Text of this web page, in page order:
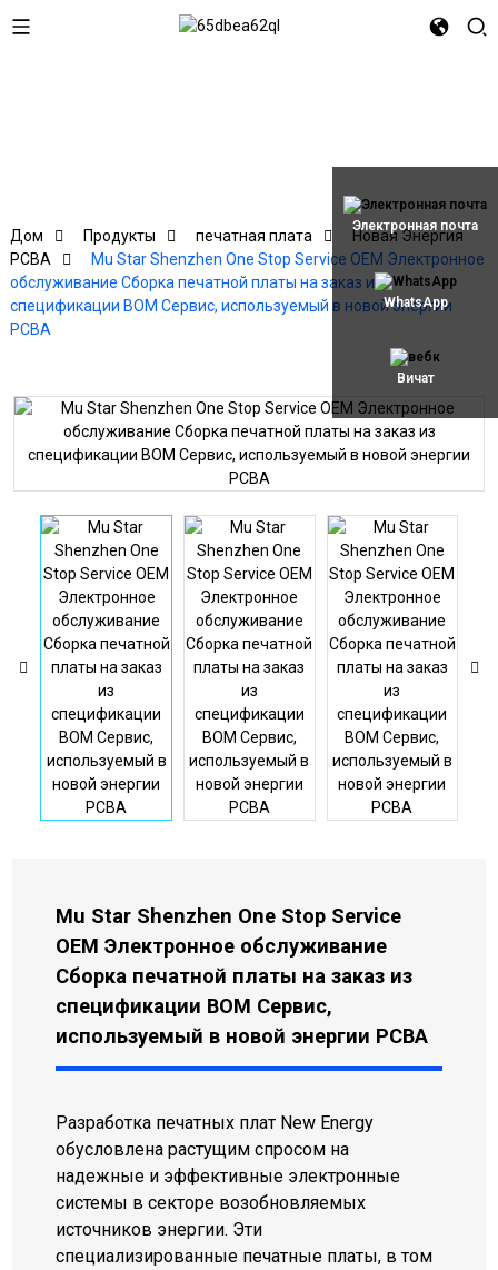
Электронная почта
WhatsApp
Вичат
Дом Продукты печатная плата
Новая Энергия
PCBA
Mu Star Shenzhen One Stop Service OEM Электронное
обслуживание Сборка печатной платы на заказ из
спецификации BOM Сервис, используемый в новой энергии
PCBA
Mu Star Shenzhen One Stop Service
OEM Электронное обслуживание
Сборка печатной платы на заказ из
спецификации BOM Сервис,
используемый в новой энергии PCBA
Разработка печатных плат New Energy
обусловлена ​​растущим спросом на
надежные и эффективные электронные
системы в секторе возобновляемых
источников энергии. Эти
специализированные печатные платы, в том